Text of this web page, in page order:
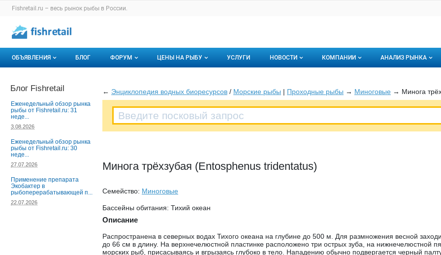
Раздел навигации по сайту fishretail.ru
Fishretail.ru – весь рынок рыбы в России.
Авторизация и меню пользователя
Навигация по разделам сайта fishretail.ru
ОБЪЯВЛЕНИЯ
Горячее предложение
Мои объявления
БЛОГ ФОРУМ
Избранные
С моим участием
ЦЕНЫ НА РЫБУ
Актуальные мониторинги
Динамика цен
УСЛУГИ НОВОСТИ КОМПАНИИ
О каталоге компаний
АНАЛИЗ РЫНКА
Подписаться на
← Энциклопедия водных биоресурсов / Морские рыбы | Проходные рыбы → Миноговые → Минога
Минога трёхзубая (Entosphenus tridentatus)
Семейство: Миноговые
Бассейны обитания: Тихий океан
Описание
Распространена в северных водах Тихого океана на глубине до 500 м. Для размножения весной
до 66 см в длину. На верхнечелюстной пластинке расположено три острых зуба, на нижнечелюстной
морских рыб, присасываясь и вгрызаясь глубоко в тело. Нападению обычно подвергается черный
Блог Fishretail
Еженедельный обзор рынка
рыбы от Fishretail.ru: 31
неде...
3.08.2026
Еженедельный обзор рынка
рыбы от Fishretail.ru: 30
неде...
27.07.2026
Применение препарата
Экобактер в
рыбоперерабатывающей п...
22.07.2026